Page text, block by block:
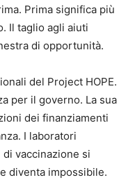
Prima significa più
Il taglio agli aiuti
di opportunità.
del Project HOPE.
per il governo. La sua
dei finanziamenti
I laboratori
vaccinazione si
diventa impossibile.